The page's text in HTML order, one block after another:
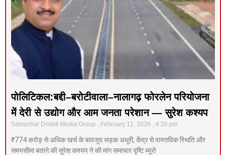
पोलिटिकल:बद्दी–बरोटीवाला–नालागढ़ फोरलेन परियोजना
में देरी से उद्योग और आम जनता परेशान — सुरेश कश्यप
Samachar Drishti Media Group February 12, 2026 4:20 pm
₹774 करोड़ से अधिक खर्च के बावजूद सड़क अधूरी, केंद्र से वास्तविक स्थिति और
समयसीमा बताने की सुरेश कश्यप ने की मांग समाचार दृष्टि ब्यूरो